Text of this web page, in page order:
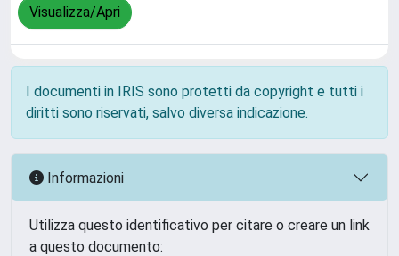
Visualizza/Apri
I documenti in IRIS sono protetti da copyright e tutti i
diritti sono riservati, salvo diversa indicazione.
Informazioni
Utilizza questo identificativo per citare o creare un link
a questo documento: